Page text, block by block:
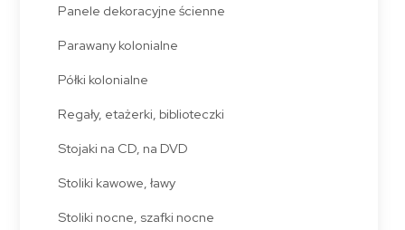
Panele dekoracyjne ścienne
Parawany kolonialne
Półki kolonialne
Regały, etażerki, biblioteczki
Stojaki na CD, na DVD
Stoliki kawowe, ławy
Stoliki nocne, szafki nocne